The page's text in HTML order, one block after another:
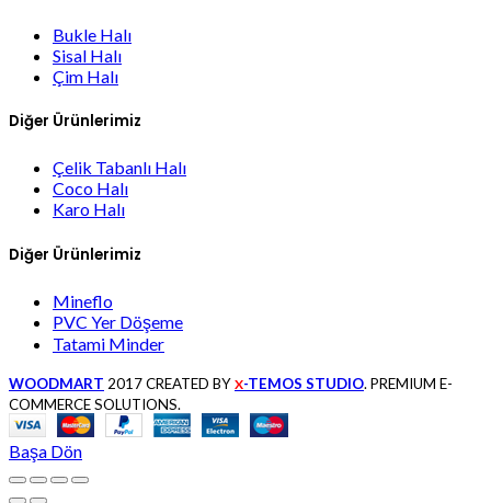
Bukle Halı
Sisal Halı
Çim Halı
Diğer Ürünlerimiz
Çelik Tabanlı Halı
Coco Halı
Karo Halı
Diğer Ürünlerimiz
Mineflo
PVC Yer Döşeme
Tatami Minder
WOODMART 2017 CREATED BY X-TEMOS STUDIO. PREMIUM E-
COMMERCE SOLUTIONS.
Başa Dön